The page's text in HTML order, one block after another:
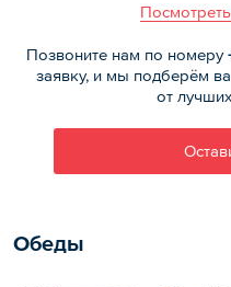
Позвоните нам по номеру
заявку, и мы подберём
от
Обеды